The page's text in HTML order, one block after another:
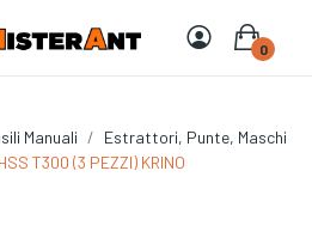
0
Manuali
Estrattori, Punte, Maschi
T300 (3 PEZZI) KRINO